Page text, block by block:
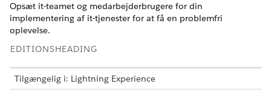
Opsæt it-teamet og medarbejderbrugere for din
implementering af it-tjenester for at få en problemfri
oplevelse.
EDITIONSHEADING
Tilgængelig i: Lightning Experience